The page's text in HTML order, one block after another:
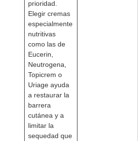
prioridad.
Elegir cremas
especialmente
nutritivas
como las de
Eucerin,
Neutrogena,
Topicrem o
Uriage ayuda
a restaurar la
barrera
cutánea y a
limitar la
sequedad que